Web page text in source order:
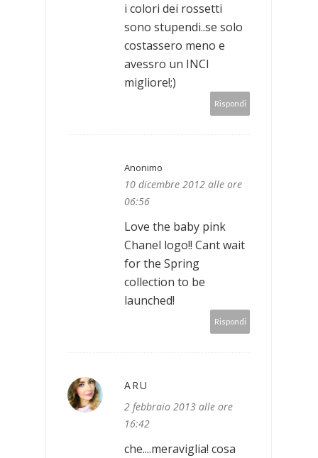
i colori dei rossetti
sono stupendi..se solo
costassero meno e
avessro un INCI
migliore!;)
Rispondi
Anonimo
10 dicembre 2012 alle ore
06:56
Love the baby pink
Chanel logo!! Cant wait
for the Spring
collection to be
launched!
Rispondi
ARU
2 febbraio 2013 alle ore
16:42
che....meraviglia! cosa